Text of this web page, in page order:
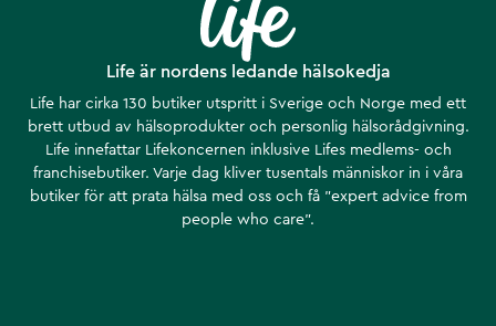
Life är nordens ledande hälsokedja
Life har cirka 130 butiker utspritt i Sverige och Norge med ett
brett utbud av hälsoprodukter och personlig hälsorådgivning.
Life innefattar Lifekoncernen inklusive Lifes medlems- och
franchisebutiker. Varje dag kliver tusentals människor in i våra
butiker för att prata hälsa med oss och få ”expert advice from
people who care”.